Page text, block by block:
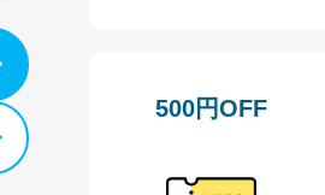
報の利用目的は次のとおりです。
類
商品代金回収のため
500円OFF